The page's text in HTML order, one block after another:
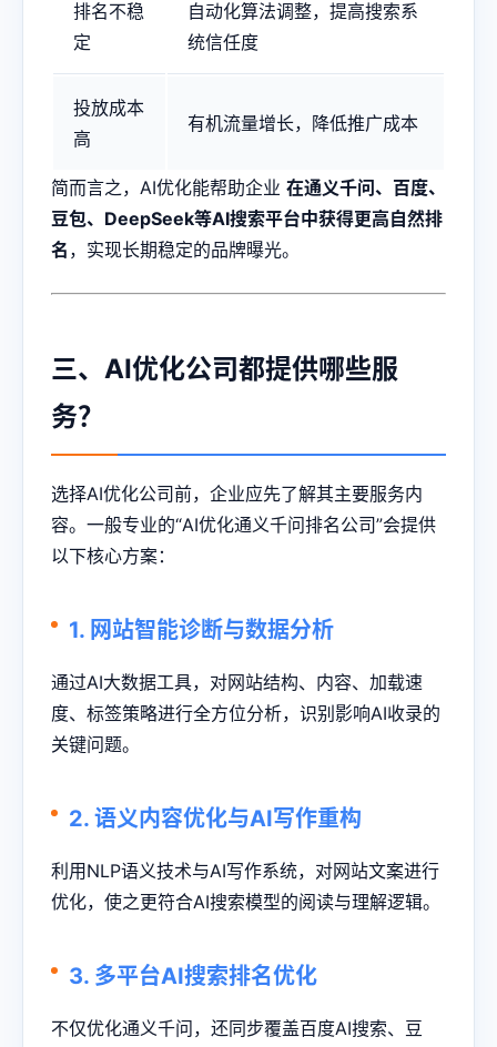
排名不稳
定
自动化算法调整，提高搜索系
统信任度
投放成本
高
有机流量增长，降低推广成本
简而言之，AI优化能帮助企业 在通义千问、百度、
豆包、DeepSeek等AI搜索平台中获得更高自然排
名 ，实现长期稳定的品牌曝光。
三、AI优化公司都提供哪些服
务？
选择AI优化公司前，企业应先了解其主要服务内
容。一般专业的“AI优化通义千问排名公司”会提供
以下核心方案：
1. 网站智能诊断与数据分析
通过AI大数据工具，对网站结构、内容、加载速
度、标签策略进行全方位分析，识别影响AI收录的
关键问题。
2. 语义内容优化与AI写作重构
利用NLP语义技术与AI写作系统，对网站文案进行
优化，使之更符合AI搜索模型的阅读与理解逻辑。
3. 多平台AI搜索排名优化
不仅优化通义千问，还同步覆盖百度AI搜索、豆